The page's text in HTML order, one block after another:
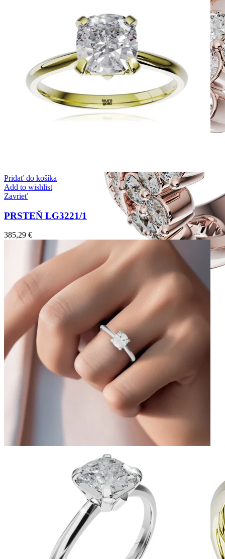
Twin Rings
Zásnubné prstne z kolekcie Twin Rings.
Pridať do košíka
Add to wishlist
Zavrieť
PRSTEŇ LG3221/1
385,29 €